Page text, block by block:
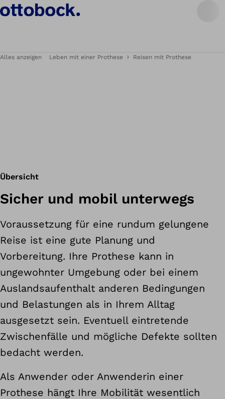
Alles anzeigen Leben mit einer Prothese Reisen mit Prothese
Übersicht
Sicher und mobil unterwegs
Voraussetzung für eine rundum gelungene
Reise ist eine gute Planung und
Vorbereitung. Ihre Prothese kann in
ungewohnter Umgebung oder bei einem
Auslandsaufenthalt anderen Bedingungen
und Belastungen als in Ihrem Alltag
ausgesetzt sein. Eventuell eintretende
Zwischenfälle und mögliche Defekte sollten
bedacht werden.
Als Anwender oder Anwenderin einer
Prothese hängt Ihre Mobilität wesentlich